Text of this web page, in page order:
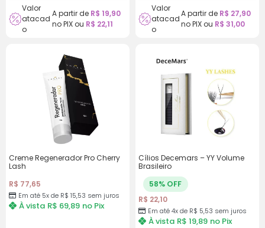
Valor
atacad
o
A partir de R$ 19,90
no PIX ou R$ 22,11
Valor
atacad
o
A partir de R$ 27,90
no PIX ou R$ 31,00
Creme Regenerador Pro Cherry
Lash
R$ 77,65
Em até 5x de R$ 15,53 sem juros
À vista R$ 69,89 no Pix
Cílios Decemars – YY Volume
Brasileiro
58% OFF
R$ 22,10
Em até 4x de R$ 5,53 sem juros
À vista R$ 19,89 no Pix